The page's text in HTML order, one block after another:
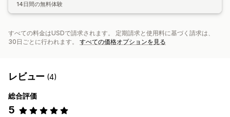
14日間の無料体験
すべての料金はUSDで請求されます。 定期請求と使用料に基づく請求は、
30日ごとに行われます。 すべての価格オプションを見る
レビュー (4)
総合評価
5